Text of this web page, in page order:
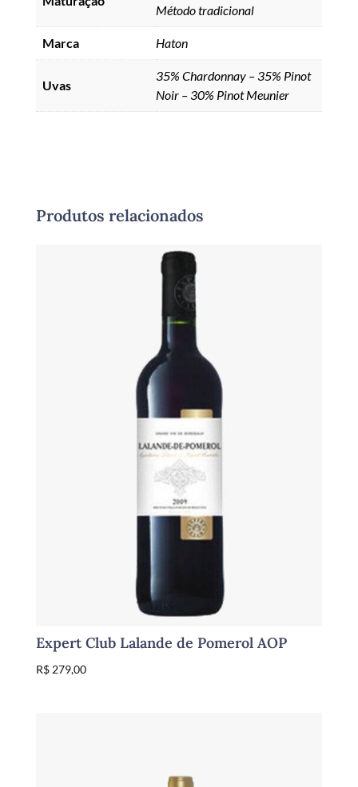
Método tradicional
Marca Haton
Uvas
35% Chardonnay – 35% Pinot
Noir – 30% Pinot Meunier
Produtos relacionados
Expert Club Lalande de Pomerol AOP
R$279,00